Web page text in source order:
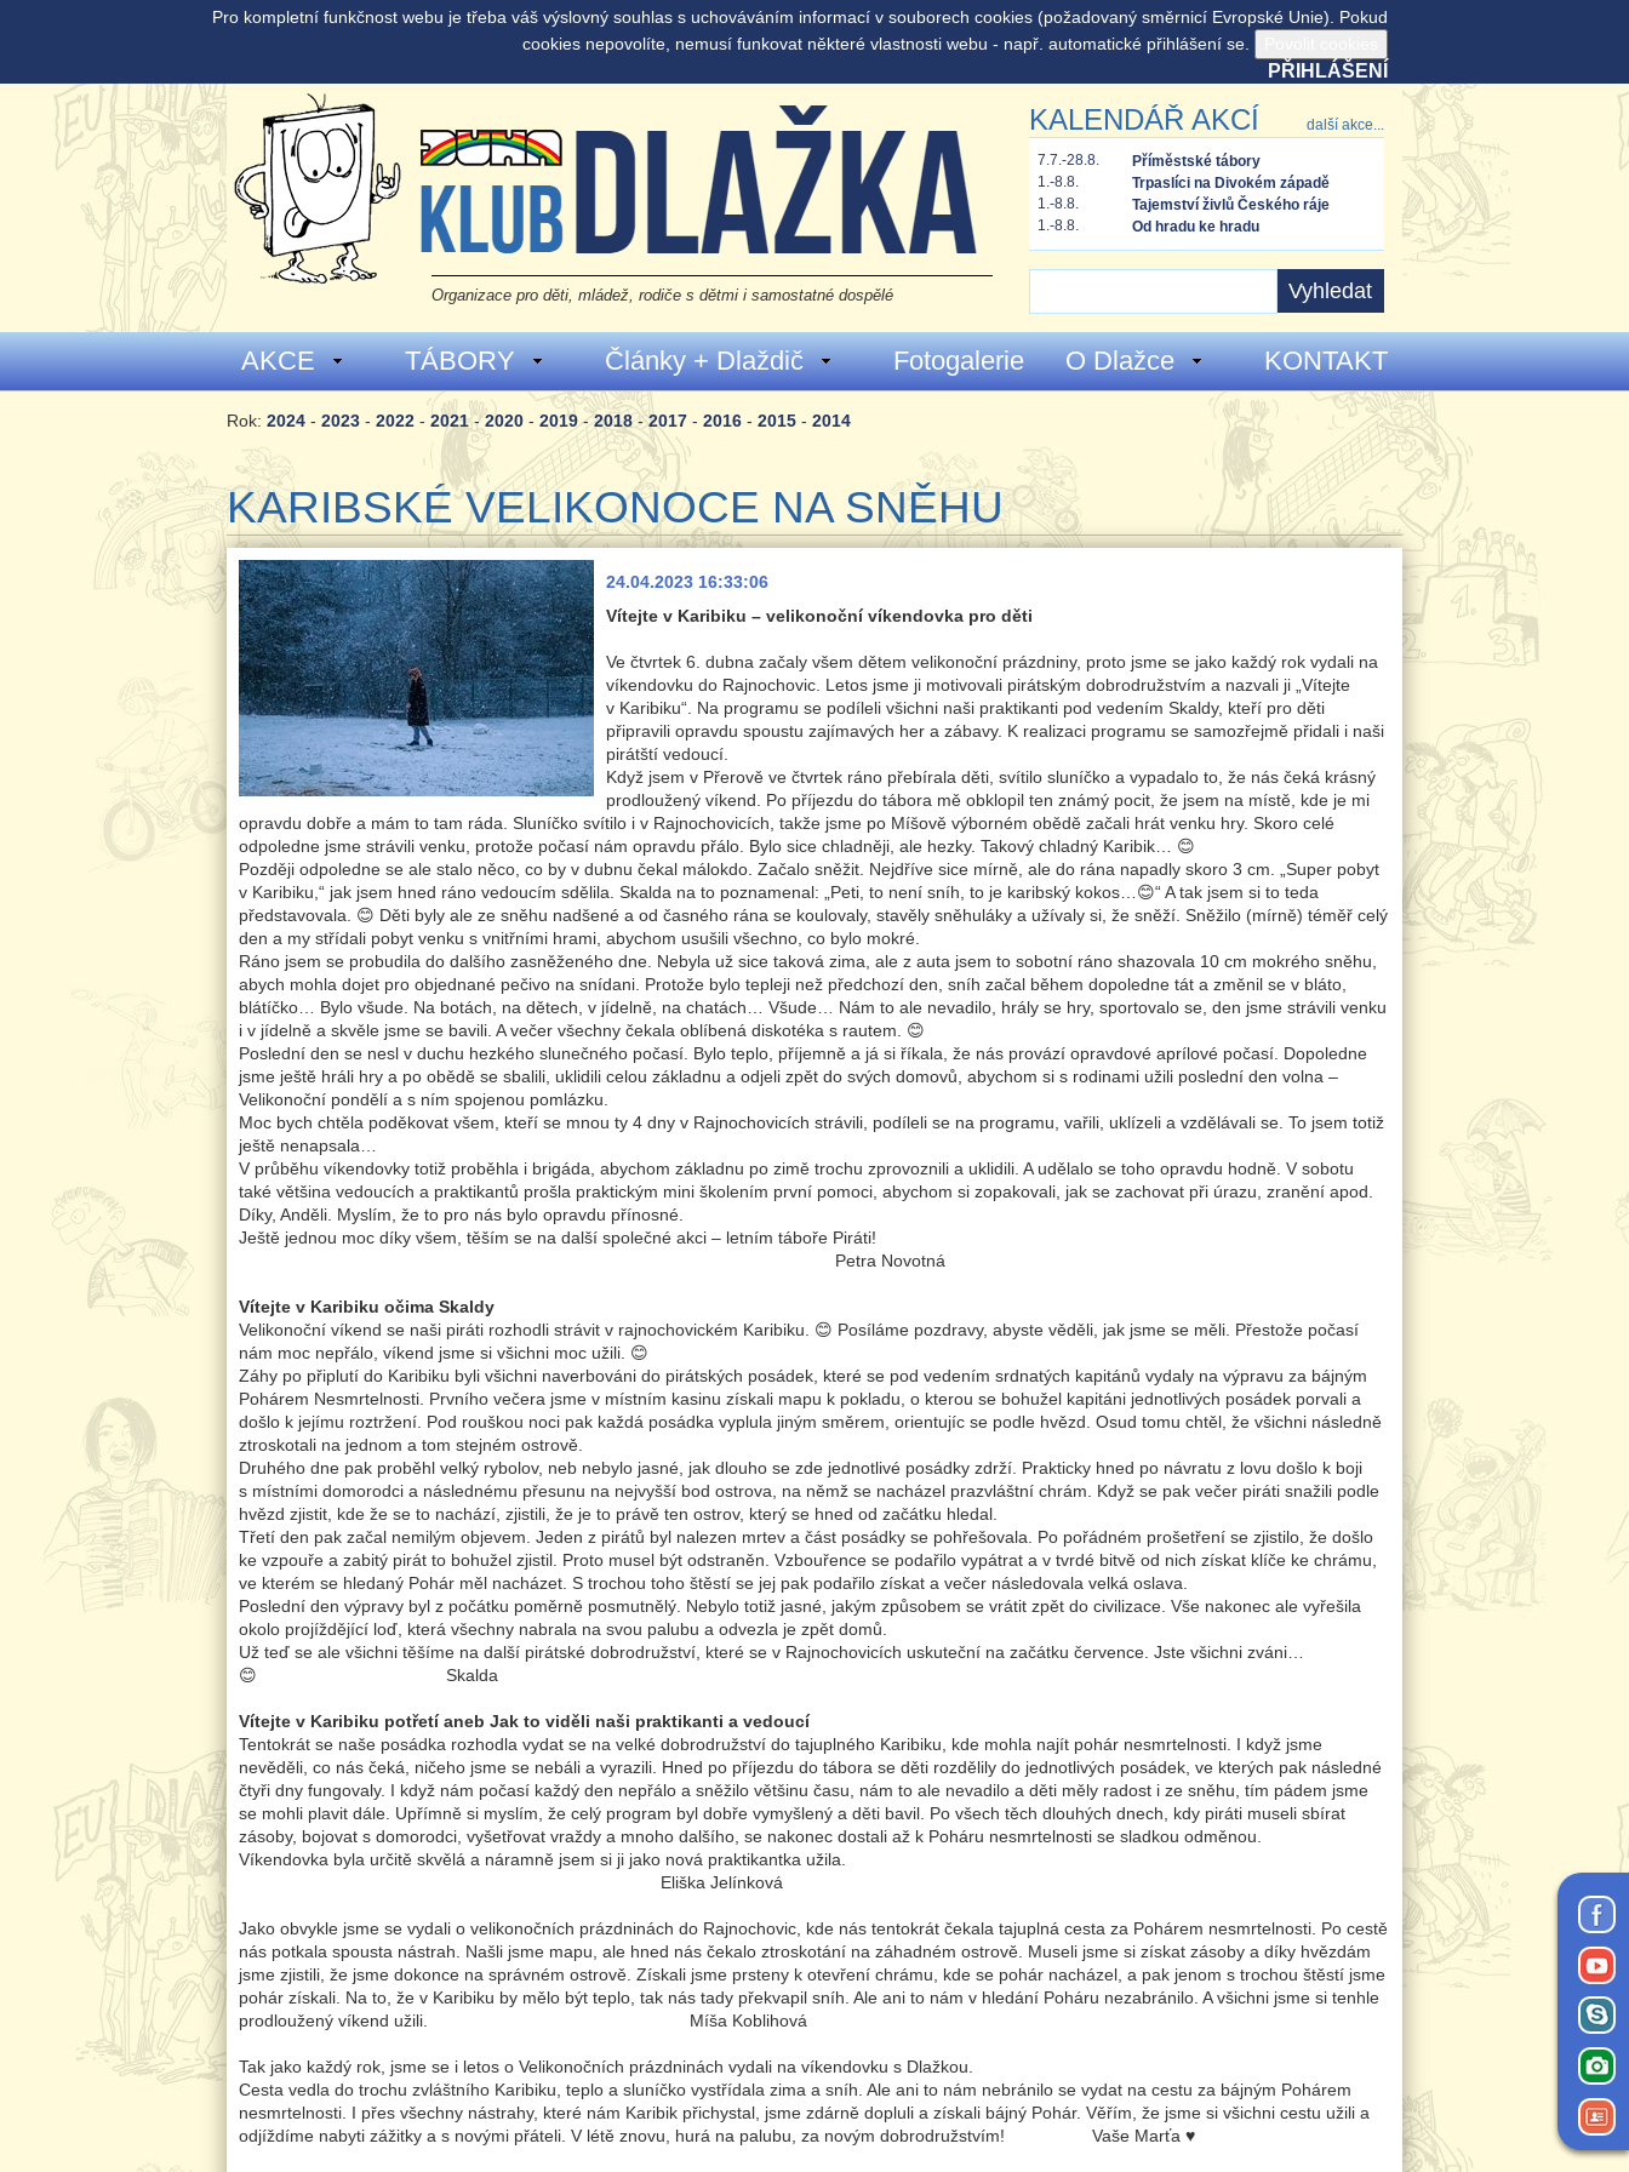
Pro kompletní funkčnost webu je třeba váš výslovný souhlas s uchováváním informací v souborech cookies (požadovaný směrnicí Evropské Unie). Pokud
cookies nepovolíte, nemusí funkovat některé vlastnosti webu - např. automatické přihlášení se.
PŘIHLÁŠENÍ
Organizace pro děti, mládež, rodiče s dětmi i samostatné dospělé
KALENDÁŘ AKCÍ další akce...
7.7.-28.8.
Příměstské tábory
1.-8.8.
Trpaslíci na Divokém západě
1.-8.8.
Tajemství živlů Českého ráje
1.-8.8.
Od hradu ke hradu
AKCE TÁBORY Články + Dlaždič Fotogalerie O Dlažce KONTAKT
Rok: 2024 - 2023 - 2022 - 2021-2020 - 2019-2018-2017 - 2016 - 2015 - 2014
KARIBSKÉ VELIKONOCE NA SNĚHU
24.04.2023 16:33:06
Vítejte v Karibiku – velikonoční víkendovka pro děti
Ve čtvrtek 6. dubna začaly všem dětem velikonoční prázdniny, proto jsme se jako každý rok vydali na
víkendovku do Rajnochovic. Letos jsme ji motivovali pirátským dobrodružstvím a nazvali ji „Vítejte
v Karibiku“. Na programu se podíleli všichni naši praktikanti pod vedením Skaldy, kteří pro děti
připravili opravdu spoustu zajímavých her a zábavy. K realizaci programu se samozřejmě přidali i naši
pirátští vedoucí.
Když jsem v Přerově ve čtvrtek ráno přebírala děti, svítilo sluníčko a vypadalo to, že nás čeká krásný
prodloužený víkend. Po příjezdu do tábora mě obklopil ten známý pocit, že jsem na místě, kde je mi
opravdu dobře a mám to tam ráda. Sluníčko svítilo i v Rajnochovicích, takže jsme po Míšově výborném obědě začali hrát venku hry. Skoro celé
odpoledne jsme strávili venku, protože počasí nám opravdu přálo. Bylo sice chladněji, ale hezky. Takový chladný Karibik… 😊
Později odpoledne se ale stalo něco, co by v dubnu čekal málokdo. Začalo sněžit. Nejdříve sice mírně, ale do rána napadly skoro 3 cm. „Super pobyt
v Karibiku,“ jak jsem hned ráno vedoucím sdělila. Skalda na to poznamenal: „Peti, to není sníh, to je karibský kokos…😊“ A tak jsem si to teda
představovala. 😊 Děti byly ale ze sněhu nadšené a od časného rána se koulovaly, stavěly sněhuláky a užívaly si, že sněží. Sněžilo (mírně) téměř celý
den a my střídali pobyt venku s vnitřními hrami, abychom usušili všechno, co bylo mokré.
Ráno jsem se probudila do dalšího zasněženého dne. Nebyla už sice taková zima, ale z auta jsem to sobotní ráno shazovala 10 cm mokrého sněhu,
abych mohla dojet pro objednané pečivo na snídani. Protože bylo tepleji než předchozí den, sníh začal během dopoledne tát a změnil se v bláto,
blátíčko… Bylo všude. Na botách, na dětech, v jídelně, na chatách… Všude… Nám to ale nevadilo, hrály se hry, sportovalo se, den jsme strávili venku
i v jídelně a skvěle jsme se bavili. A večer všechny čekala oblíbená diskotéka s rautem. 😊
Poslední den se nesl v duchu hezkého slunečného počasí. Bylo teplo, příjemně a já si říkala, že nás provází opravdové aprílové počasí. Dopoledne
jsme ještě hráli hry a po obědě se sbalili, uklidili celou základnu a odjeli zpět do svých domovů, abychom si s rodinami užili poslední den volna –
Velikonoční pondělí a s ním spojenou pomlázku.
Moc bych chtěla poděkovat všem, kteří se mnou ty 4 dny v Rajnochovicích strávili, podíleli se na programu, vařili, uklízeli a vzdělávali se. To jsem totiž
ještě nenapsala…
V průběhu víkendovky totiž proběhla i brigáda, abychom základnu po zimě trochu zprovoznili a uklidili. A udělalo se toho opravdu hodně. V sobotu
také většina vedoucích a praktikantů prošla praktickým mini školením první pomoci, abychom si zopakovali, jak se zachovat při úrazu, zranění apod.
Díky, Anděli. Myslím, že to pro nás bylo opravdu přínosné.
Ještě jednou moc díky všem, těším se na další společné akci – letním táboře Piráti!
Petra Novotná
Vítejte v Karibiku očima Skaldy
Velikonoční víkend se naši piráti rozhodli strávit v rajnochovickém Karibiku. 😊 Posíláme pozdravy, abyste věděli, jak jsme se měli. Přestože počasí
nám moc nepřálo, víkend jsme si všichni moc užili. 😊
Záhy po připlutí do Karibiku byli všichni naverbováni do pirátských posádek, které se pod vedením srdnatých kapitánů vydaly na výpravu za bájným
Pohárem Nesmrtelnosti. Prvního večera jsme v místním kasinu získali mapu k pokladu, o kterou se bohužel kapitáni jednotlivých posádek porvali a
došlo k jejímu roztržení. Pod rouškou noci pak každá posádka vyplula jiným směrem, orientujíc se podle hvězd. Osud tomu chtěl, že všichni následně
ztroskotali na jednom a tom stejném ostrově.
Druhého dne pak proběhl velký rybolov, neb nebylo jasné, jak dlouho se zde jednotlivé posádky zdrží. Prakticky hned po návratu z lovu došlo k boji
s místními domorodci a následnému přesunu na nejvyšší bod ostrova, na němž se nacházel prazvláštní chrám. Když se pak večer piráti snažili podle
hvězd zjistit, kde že se to nachází, zjistili, že je to právě ten ostrov, který se hned od začátku hledal.
Třetí den pak začal nemilým objevem. Jeden z pirátů byl nalezen mrtev a část posádky se pohřešovala. Po pořádném prošetření se zjistilo, že došlo
ke vzpouře a zabitý pirát to bohužel zjistil. Proto musel být odstraněn. Vzbouřence se podařilo vypátrat a v tvrdé bitvě od nich získat klíče ke chrámu,
ve kterém se hledaný Pohár měl nacházet. S trochou toho štěstí se jej pak podařilo získat a večer následovala velká oslava.
Poslední den výpravy byl z počátku poměrně posmutnělý. Nebylo totiž jasné, jakým způsobem se vrátit zpět do civilizace. Vše nakonec ale vyřešila
okolo projíždějící loď, která všechny nabrala na svou palubu a odvezla je zpět domů.
Už teď se ale všichni těšíme na další pirátské dobrodružství, které se v Rajnochovicích uskuteční na začátku července. Jste všichni zváni…
😊 Skalda
Vítejte v Karibiku potřetí aneb Jak to viděli naši praktikanti a vedoucí
Tentokrát se naše posádka rozhodla vydat se na velké dobrodružství do tajuplného Karibiku, kde mohla najít pohár nesmrtelnosti. I když jsme
nevěděli, co nás čeká, ničeho jsme se nebáli a vyrazili. Hned po příjezdu do tábora se děti rozdělily do jednotlivých posádek, ve kterých pak následné
čtyři dny fungovaly. I když nám počasí každý den nepřálo a sněžilo většinu času, nám to ale nevadilo a děti měly radost i ze sněhu, tím pádem jsme
se mohli plavit dále. Upřímně si myslím, že celý program byl dobře vymyšlený a děti bavil. Po všech těch dlouhých dnech, kdy piráti museli sbírat
zásoby, bojovat s domorodci, vyšetřovat vraždy a mnoho dalšího, se nakonec dostali až k Poháru nesmrtelnosti se sladkou odměnou.
Víkendovka byla určitě skvělá a náramně jsem si ji jako nová praktikantka užila.
Eliška Jelínková
Jako obvykle jsme se vydali o velikonočních prázdninách do Rajnochovic, kde nás tentokrát čekala tajuplná cesta za Pohárem nesmrtelnosti. Po cestě
nás potkala spousta nástrah. Našli jsme mapu, ale hned nás čekalo ztroskotání na záhadném ostrově. Museli jsme si získat zásoby a díky hvězdám
jsme zjistili, že jsme dokonce na správném ostrově. Získali jsme prsteny k otevření chrámu, kde se pohár nacházel, a pak jenom s trochou štěstí jsme
pohár získali. Na to, že v Karibiku by mělo být teplo, tak nás tady překvapil sníh. Ale ani to nám v hledání Poháru nezabránilo. A všichni jsme si tenhle
prodloužený víkend užili. Míša Koblihová
Tak jako každý rok, jsme se i letos o Velikonočních prázdninách vydali na víkendovku s Dlažkou.
Cesta vedla do trochu zvláštního Karibiku, teplo a sluníčko vystřídala zima a sníh. Ale ani to nám nebránilo se vydat na cestu za bájným Pohárem
nesmrtelnosti. I přes všechny nástrahy, které nám Karibik přichystal, jsme zdárně dopluli a získali bájný Pohár. Věřím, že jsme si všichni cestu užili a
odjíždíme nabyti zážitky a s novými přáteli. V létě znovu, hurá na palubu, za novým dobrodružstvím! Vaše Marťa ♥